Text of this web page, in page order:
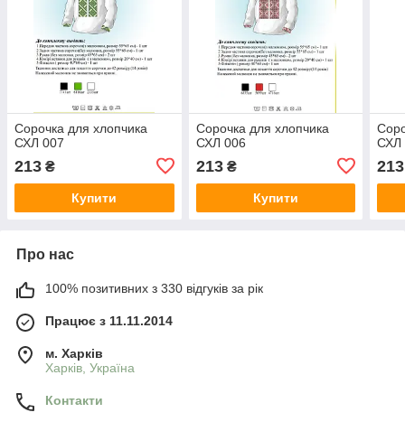
Сорочка для хлопчика
СХЛ 007
213 ₴
Купити
Сорочка для хлопчика
СХЛ 006
213₴
Купити
СХЛ
213
Про нас
100% позитивних з 330 відгуків за рік
Працює з 11.11.2014
м. Харків
Харків, Україна
Контакти